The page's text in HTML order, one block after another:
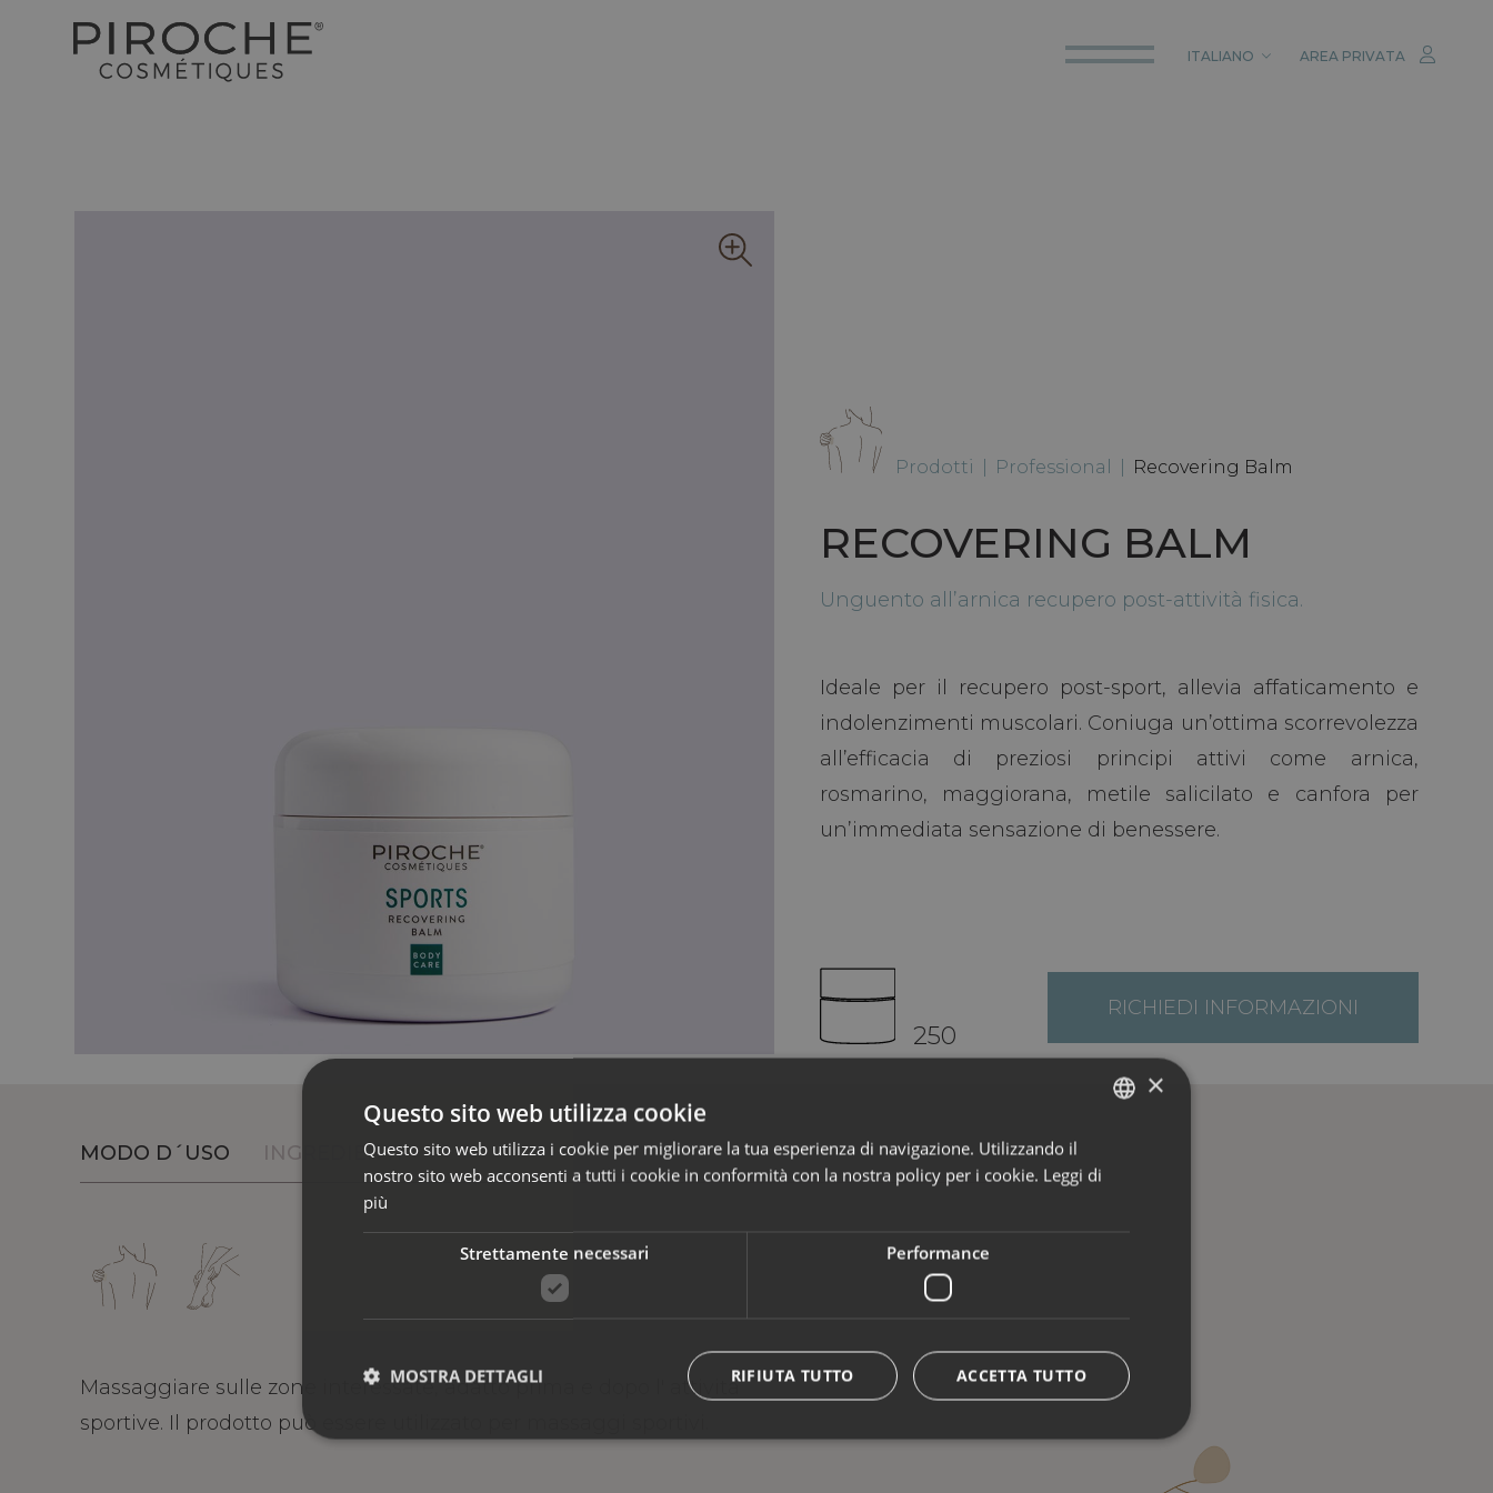
ITALIANO AREA PRIVATA
Prodotti Professional Recovering Balm
RECOVERING BALM
Unguento all’arnica recupero post-attività fisica.
Ideale per il recupero post-sport, allevia affaticamento e
indolenzimenti muscolari. Coniuga un’ottima scorrevolezza
all’efficacia di preziosi principi attivi come arnica,
rosmarino, maggiorana, metile salicilato e canfora per
un’immediata sensazione di benessere.
RICHIEDI INFORMAZIONI
250
MODO D´USO INGREDIENTI
Massaggiare sulle zone interessate, adatto prima e dopo l' attività
sportive. Il prodotto può essere utilizzato per massaggi sportivi.
ENGLISH
×
Questo sito web utilizza cookie
Questo sito web utilizza i cookie per migliorare la tua esperienza di navigazione. Utilizzando il
nostro sito web acconsenti a tutti i cookie in conformità con la nostra policy per i cookie. Leggi di
più
Strettamente necessari Performance
ACCETTA TUTTO
RIFIUTA TUTTO
MOSTRA DETTAGLI